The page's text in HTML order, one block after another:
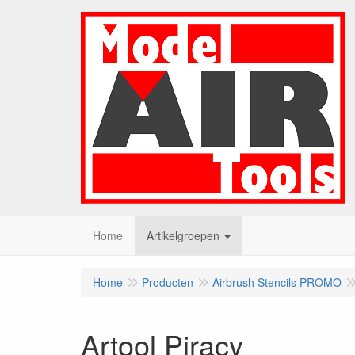
Home Artikelgroepen
Home Producten Airbrush Stencils PROMO
Artool Piracy